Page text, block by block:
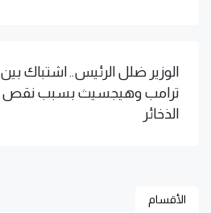
الوزير ضلل الرئيس.. اشتباك بين
ترامب وهيجسيث بسبب نقص
الذخائر
الأقسام